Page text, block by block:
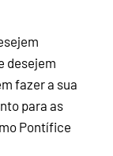
desejem
fazer a sua
para as
Pontífice